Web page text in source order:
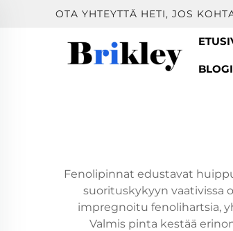
OTA YHTEYTTÄ HETI, JOS
BLOGI
Fenolipinnat edustavat
suorituskykyyn vaativissa
impregnoitu fenolihartsia,
Valmis pinta kestää